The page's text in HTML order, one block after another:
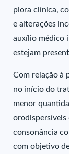
piora clínica,
e alterações
auxílio médico
estejam
Com relação à
no início do
menor
orodispersíveis
consonância
com objetivo